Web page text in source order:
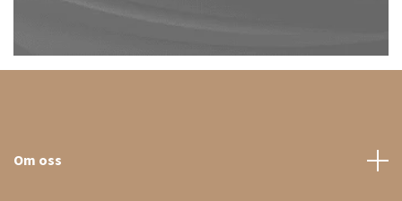
Om oss